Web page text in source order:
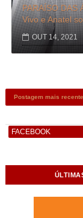
PARAÍSO DAS
Vivo e Anatel
OUT 14, 2021
Postagem mais recente
FACEBOOK